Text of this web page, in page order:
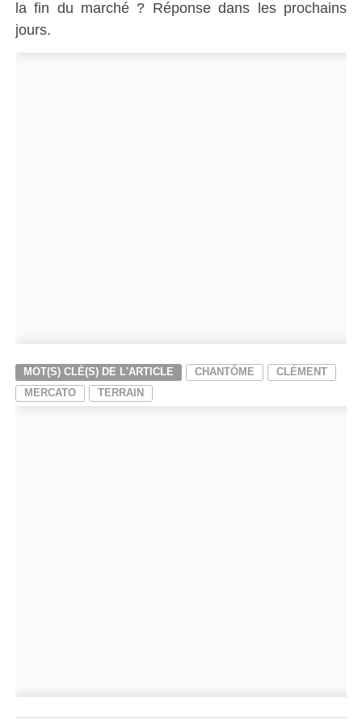
la fin du marché ? Réponse dans les prochains
jours.
MOT(S) CLÉ(S) DE L'ARTICLE CHANTÔME
CLÉMENT
MERCATO
TERRAIN